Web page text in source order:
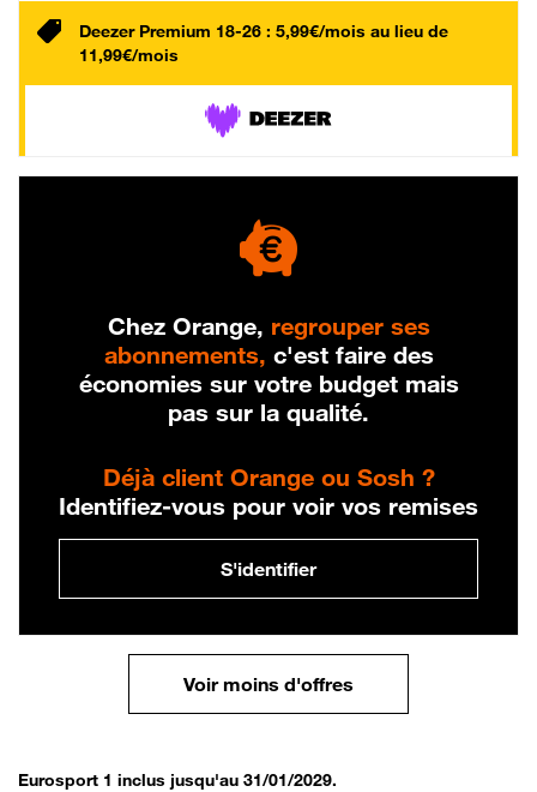
Deezer Premium 18-26 : 5,99€/mois au lieu de
11,99€/mois
Chez Orange, regrouper ses
abonnements, c'est faire des
économies sur votre budget mais
pas sur la qualité.
Déjà client Orange ou Sosh ?
Identifiez-vous pour voir vos remises
S'identifier
Voir moins d'offres
Eurosport 1 inclus jusqu'au 31/01/2029.